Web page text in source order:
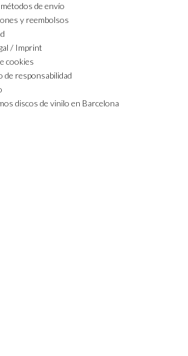
de envío
y reembolsos
/ Imprint
cookies
de responsabilidad
discos de vinilo en Barcelona